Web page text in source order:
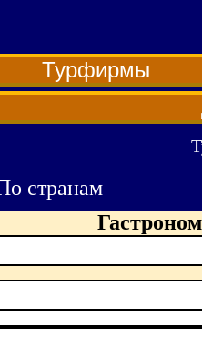
Турфирмы
странам